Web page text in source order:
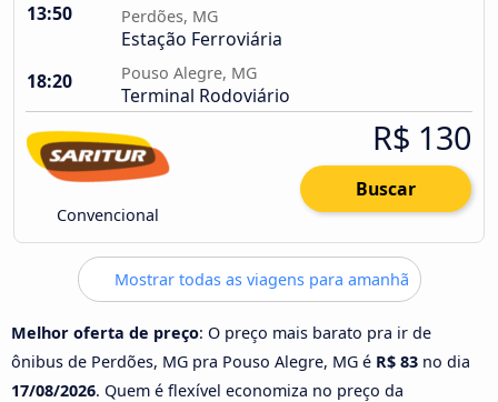
13:50 Perdões, MG
Estação Ferroviária
18:20
Pouso Alegre, MG
Terminal Rodoviário
Convencional
R$ 130
Buscar
Mostrar todas as viagens para amanhã
Melhor oferta de preço: O preço mais barato pra ir de
ônibus de Perdões, MG pra Pouso Alegre, MG é R$ 83 no dia
17/08/2026. Quem é flexível economiza no preço da